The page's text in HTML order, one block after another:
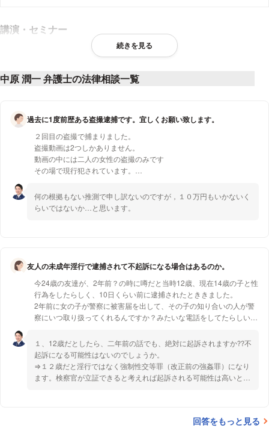
講演・セミナー
岐阜県弁護士会 反対尋問を極める研修 講師
2023年 1月
2023年 3月
岐阜県弁護士会 公判前整理手続研修 講師
2023年 9月
著書・論文
「事例から掴む保釈請求を通す技術」第一法規株式会社（共著）
2021年 8月
「痴漢を弁護する理由」日本評論社（共著）
続きを見る
中原 潤一 弁護士の法律相談一覧
過去に1度前歴ある盗撮逮捕です。宜しくお願い致します。
２回目の盗撮で捕まりました。
盗撮動画は2つしかありません。
動画の中には二人の女性の盗撮のみです
その場で現行犯されています。
常習でもなく初めから嘘無しで認め反省しました。
あります。
全て取り調べ後、刑事からは検察から連絡あるか
無いかは分からないが、あったら対応してください。と、言われたの
ですが、余罪もないので
再逮捕や起訴されるなどはないと思うのですが
それとも、不起訴で罰金がこないケースも十分に
ありえるでしょうか？
因みに刑事には多少借金あり年収も200万以下も
何の根拠もない推測で申し訳ないのですが，１０万円もいかないく
らいではないか…と思います。
友人の未成年淫行で逮捕されて不起訴になる場合はあるのか。
今24歳の友達が、2年前？の時に噂だと当時12歳、現在14歳の子と性
行為をしたらしく、10日くらい前に逮捕されたとききました。
2年前に女の子が警察に被害届を出して、その子の知り合いの人が警
察にいつ取り扱ってくれるんですか？みたいな電話をしてたらしいん
女の子を無理矢理やったわけではないんですけど、
１、12歳だとしたら、二年前の話でも、絶対に起訴されますか⁇不起
訴になる可能性はないのでしょうか。
３、不起訴の場合、最高で何日帰れないんでしょうか。←その日にち
１、12歳だとしたら、二年前の話でも、絶対に起訴されますか⁇不
起訴になる可能性はないのでしょうか。
⇒１２歳だと淫行ではなく強制性交等罪（改正前の強姦罪）になり
ます。検察官が立証できると考えれば起訴される可能性は高いと思
回答をもっと見る